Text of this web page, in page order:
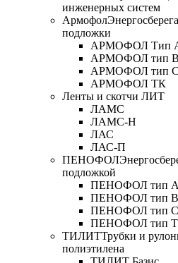
инженерных систем
Армофол
подложки
АРМОФОЛ Тип
АРМОФОЛ тип В
АРМОФОЛ тип C
АРМОФОЛ ТК
Ленты и скотчи ЛИТ
ЛАМС
ЛАМС-Н
ЛАС
ЛАС-П
ПЕНОФОЛ
подложкой
ПЕНОФОЛ тип А
ПЕНОФОЛ тип B
ПЕНОФОЛ тип C
ПЕНОФОЛ тип T
ТИЛИТТрубки и
полиэтилена